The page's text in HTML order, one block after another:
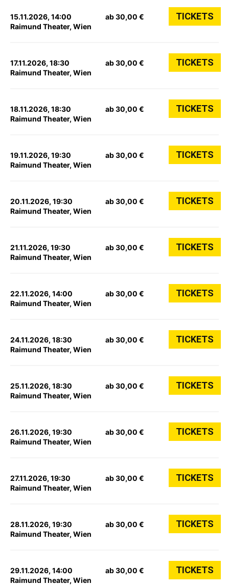
15.11.2026, 14:00
Raimund Theater, Wien
ab 30,00 € TICKETS
17.11.2026, 18:30
Raimund Theater, Wien
ab 30,00 € TICKETS
18.11.2026, 18:30
Raimund Theater, Wien
ab 30,00 € TICKETS
19.11.2026, 19:30
Raimund Theater, Wien
ab 30,00 € TICKETS
20.11.2026, 19:30
Raimund Theater, Wien
ab 30,00 € TICKETS
21.11.2026, 19:30
Raimund Theater, Wien
ab 30,00 € TICKETS
22.11.2026, 14:00
Raimund Theater, Wien
ab 30,00 € TICKETS
24.11.2026, 18:30
Raimund Theater, Wien
ab 30,00 € TICKETS
25.11.2026, 18:30
Raimund Theater, Wien
ab 30,00 € TICKETS
26.11.2026, 19:30
Raimund Theater, Wien
ab 30,00 € TICKETS
27.11.2026, 19:30
Raimund Theater, Wien
ab 30,00 € TICKETS
28.11.2026, 19:30
Raimund Theater, Wien
ab 30,00 € TICKETS
29.11.2026, 14:00
Raimund Theater, Wien
ab 30,00 € TICKETS